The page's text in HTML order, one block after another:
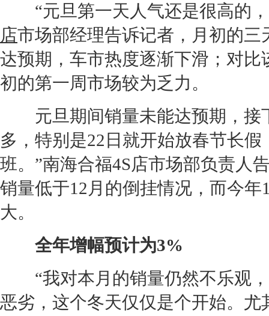
“元旦第一天人气还是很高的，
店市场部经理告诉记者，月初的
达预期，车市热度逐渐下滑；对
初的第一周市场较为乏力。
元旦期间销量未能达预期，接
多，特别是22日就开始放春节长
班。”南海合福4S店市场部负责人
销量低于12月的倒挂情况，而今
大。
全年增幅预计为3%
“我对本月的销量仍然不乐观，
恶劣，这个冬天仅仅是个开始。